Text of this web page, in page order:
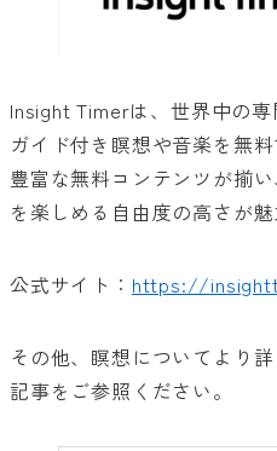
Insight Timerは、世界中の
ガイド付き瞑想や音楽を無
豊富な無料コンテンツが揃
を楽しめる自由度の高さが魅
公式サイト： https://
その他、瞑想についてより
記事をご参照ください。